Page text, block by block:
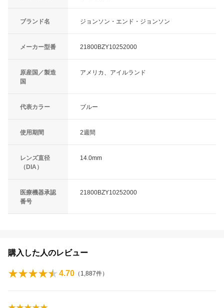
ブランド名 ジョンソン・エンド・ジョンソン
メーカー型番 21800BZY10252000
原産国／製造
国
アメリカ、アイルランド
代表カラー ブルー
使用期間 2週間
レンズ直径
（DIA）
14.0mm
医療機器承認
番号
21800BZY10252000
購入した人のレビュー
4.70 （ 1,887件）